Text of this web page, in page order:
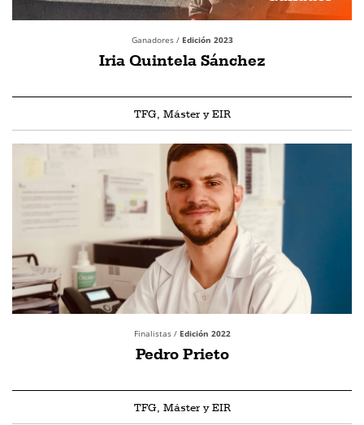
Ganadores / Edición 2023
Iria Quintela Sánchez
TFG, Máster y EIR
Finalistas / Edición 2022
Pedro Prieto
TFG, Máster y EIR